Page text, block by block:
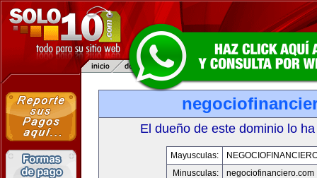
El dueño de este dominio lo
Mayusculas:
Minusculas:
negociofinanciero.com